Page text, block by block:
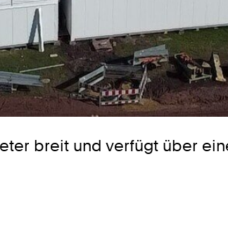
breit und verfügt über